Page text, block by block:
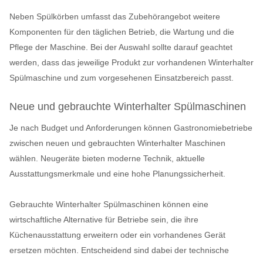
Neben Spülkörben umfasst das Zubehörangebot weitere
Komponenten für den täglichen Betrieb, die Wartung und die
Pflege der Maschine. Bei der Auswahl sollte darauf geachtet
werden, dass das jeweilige Produkt zur vorhandenen Winterhalter
Spülmaschine und zum vorgesehenen Einsatzbereich passt.
Neue und gebrauchte Winterhalter Spülmaschinen
Je nach Budget und Anforderungen können Gastronomiebetriebe
zwischen neuen und gebrauchten Winterhalter Maschinen
wählen. Neugeräte bieten moderne Technik, aktuelle
Ausstattungsmerkmale und eine hohe Planungssicherheit.
Gebrauchte Winterhalter Spülmaschinen können eine
wirtschaftliche Alternative für Betriebe sein, die ihre
Küchenausstattung erweitern oder ein vorhandenes Gerät
ersetzen möchten. Entscheidend sind dabei der technische